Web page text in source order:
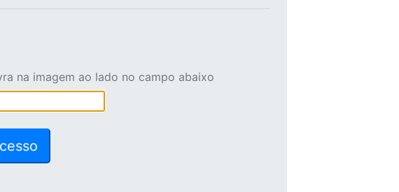
na imagem ao lado no campo abaixo